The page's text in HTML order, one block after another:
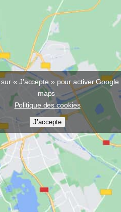
« J’accepte » pour activer Google
maps
Politique des cookies
J’accepte